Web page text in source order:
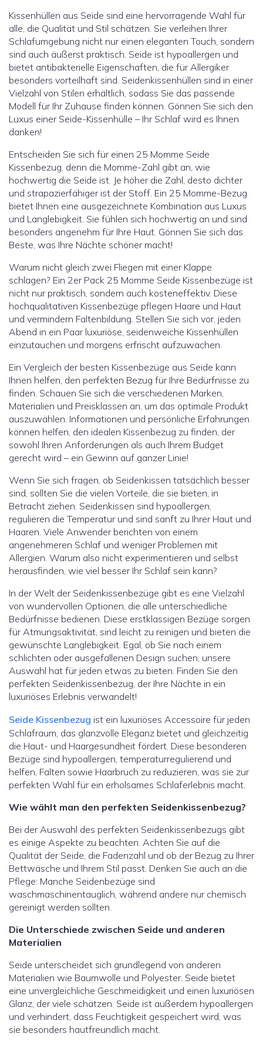
Kissenhüllen aus Seide sind eine hervorragende Wahl für
alle, die Qualität und Stil schätzen. Sie verleihen Ihrer
Schlafumgebung nicht nur einen eleganten Touch, sondern
sind auch äußerst praktisch. Seide ist hypoallergen und
bietet antibakterielle Eigenschaften, die für Allergiker
besonders vorteilhaft sind. Seidenkissenhüllen sind in einer
Vielzahl von Stilen erhältlich, sodass Sie das passende
Modell für Ihr Zuhause finden können. Gönnen Sie sich den
Luxus einer Seide-Kissenhülle – Ihr Schlaf wird es Ihnen
danken!
Entscheiden Sie sich für einen 25 Momme Seide
Kissenbezug, denn die Momme-Zahl gibt an, wie
hochwertig die Seide ist. Je höher die Zahl, desto dichter
und strapazierfähiger ist der Stoff. Ein 25 Momme-Bezug
bietet Ihnen eine ausgezeichnete Kombination aus Luxus
und Langlebigkeit. Sie fühlen sich hochwertig an und sind
besonders angenehm für Ihre Haut. Gönnen Sie sich das
Beste, was Ihre Nächte schöner macht!
Warum nicht gleich zwei Fliegen mit einer Klappe
schlagen? Ein 2er Pack 25 Momme Seide Kissenbezüge ist
nicht nur praktisch, sondern auch kosteneffektiv. Diese
hochqualitativen Kissenbezüge pflegen Haare und Haut
und vermindern Faltenbildung. Stellen Sie sich vor, jeden
Abend in ein Paar luxuriöse, seidenweiche Kissenhüllen
einzutauchen und morgens erfrischt aufzuwachen.
Ein Vergleich der besten Kissenbezüge aus Seide kann
Ihnen helfen, den perfekten Bezug für Ihre Bedürfnisse zu
finden. Schauen Sie sich die verschiedenen Marken,
Materialien und Preisklassen an, um das optimale Produkt
auszuwählen. Informationen und persönliche Erfahrungen
können helfen, den idealen Kissenbezug zu finden, der
sowohl Ihren Anforderungen als auch Ihrem Budget
gerecht wird – ein Gewinn auf ganzer Linie!
Wenn Sie sich fragen, ob Seidenkissen tatsächlich besser
sind, sollten Sie die vielen Vorteile, die sie bieten, in
Betracht ziehen. Seidenkissen sind hypoallergen,
regulieren die Temperatur und sind sanft zu Ihrer Haut und
Haaren. Viele Anwender berichten von einem
angenehmeren Schlaf und weniger Problemen mit
Allergien. Warum also nicht experimentieren und selbst
herausfinden, wie viel besser Ihr Schlaf sein kann?
In der Welt der Seidenkissenbezüge gibt es eine Vielzahl
von wundervollen Optionen, die alle unterschiedliche
Bedürfnisse bedienen. Diese erstklassigen Bezüge sorgen
für Atmungsaktivität, sind leicht zu reinigen und bieten die
gewünschte Langlebigkeit. Egal, ob Sie nach einem
schlichten oder ausgefallenen Design suchen, unsere
Auswahl hat für jeden etwas zu bieten. Finden Sie den
perfekten Seidenkissenbezug, der Ihre Nächte in ein
luxuriöses Erlebnis verwandelt!
Seide Kissenbezug ist ein luxuriöses Accessoire für jeden
Schlafraum, das glanzvolle Eleganz bietet und gleichzeitig
die Haut- und Haargesundheit fördert. Diese besonderen
Bezüge sind hypoallergen, temperaturregulierend und
helfen, Falten sowie Haarbruch zu reduzieren, was sie zur
perfekten Wahl für ein erholsames Schlaferlebnis macht.
Wie wählt man den perfekten Seidenkissenbezug?
Bei der Auswahl des perfekten Seidenkissenbezugs gibt
es einige Aspekte zu beachten. Achten Sie auf die
Qualität der Seide, die Fadenzahl und ob der Bezug zu Ihrer
Bettwäsche und Ihrem Stil passt. Denken Sie auch an die
Pflege: Manche Seidenbezüge sind
waschmaschinentauglich, während andere nur chemisch
gereinigt werden sollten.
Die Unterschiede zwischen Seide und anderen
Materialien
Seide unterscheidet sich grundlegend von anderen
Materialien wie Baumwolle und Polyester. Seide bietet
eine unvergleichliche Geschmeidigkeit und einen luxuriösen
Glanz, der viele schätzen. Seide ist außerdem hypoallergen
und verhindert, dass Feuchtigkeit gespeichert wird, was
sie besonders hautfreundlich macht.